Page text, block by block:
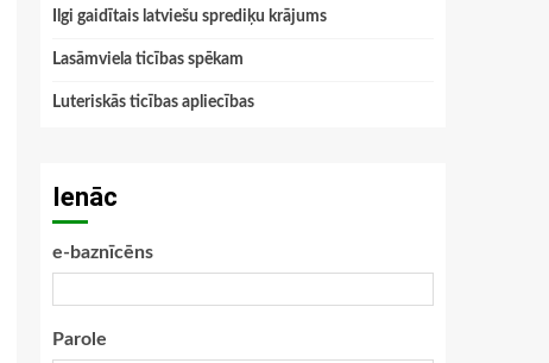
Ilgi gaidītais latviešu sprediķu krājums
Lasāmviela ticības spēkam
Luteriskās ticības apliecības
Ienāc
e-baznīcēns
Parole